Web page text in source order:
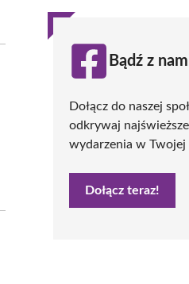
Bądź z
Dołącz do naszej
odkrywaj
wydarzenia w Twojej
Dołącz teraz!